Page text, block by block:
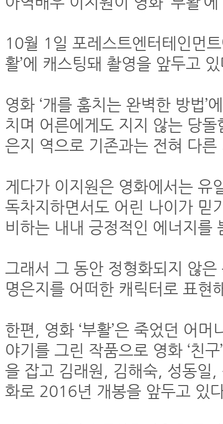
10월 1일 포레스트엔터테인먼
활’에 캐스팅돼 촬영을 앞두고
영화 ‘개를 훔치는 완벽한 방법
치며 어른에게도 지지 않는 당돌
은지 역으로 기존과는 전혀 다
게다가 이지원은 영화에서는 유
독차지하면서도 어린 나이가 믿
비하는 내내 긍정적인 에너지를
그래서 그 동안 정형화되지 않은
명은지를 어떠한 캐릭터로 표현
한편, 영화 ‘부활’은 죽었던 어
야기를 그린 작품으로 영화 ‘친
을 잡고 김래원, 김해숙, 성동일
화로 2016년 개봉을 앞두고 있